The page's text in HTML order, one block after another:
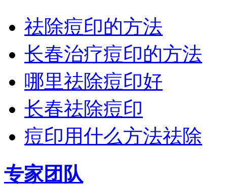
祛除痘印的方法
长春治疗痘印的方法
哪里祛除痘印好
长春祛除痘印
痘印用什么方法祛除
专家团队